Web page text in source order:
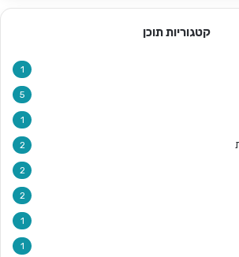
קטגוריות תוכן
1
5
1
2
2
2
1
1